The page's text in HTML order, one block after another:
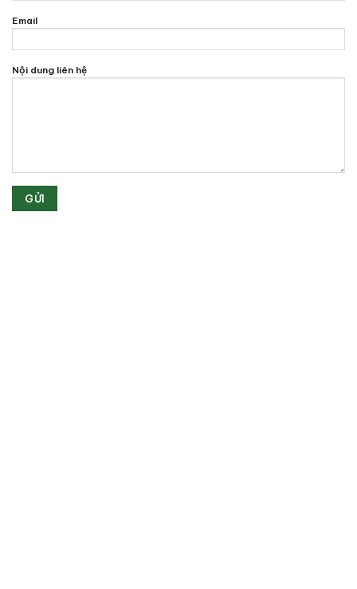
Email
Nội dung liên hệ